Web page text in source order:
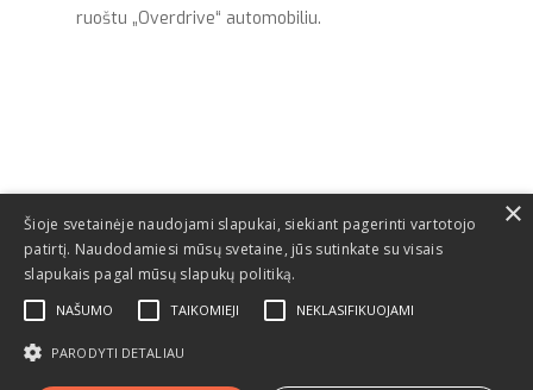
ruoštu „Overdrive“ automobiliu.
Šioje svetainėje naudojami slapukai, siekiant pagerinti vartotojo
patirtį. Naudodamiesi mūsų svetaine, jūs sutinkate su visais
slapukais pagal mūsų slapukų politiką.
NAŠUMO TAIKOMIEJI NEKLASIFIKUOJAMI
PARODYTI DETALIAU
×